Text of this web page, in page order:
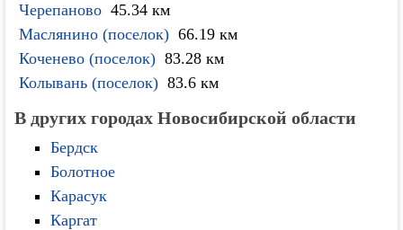
Черепаново 45.34 км
Маслянино (поселок) 66.19 км
Коченево (поселок) 83.28 км
Колывань (поселок) 83.6 км
В других городах Новосибирской области
Бердск
Болотное
Карасук
Каргат